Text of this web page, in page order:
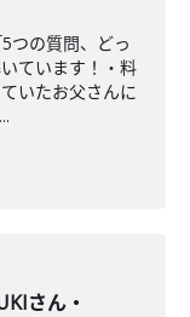
つの質問、どっ
ています！・料
いたお父さんに
さん・